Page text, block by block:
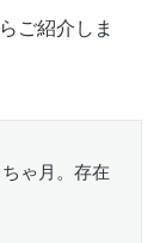
ご紹介しま
ゃ月。存在